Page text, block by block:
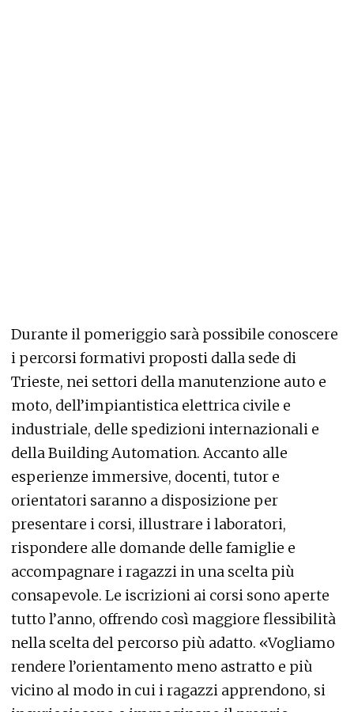
Durante il pomeriggio sarà possibile conoscere
i percorsi formativi proposti dalla sede di
Trieste, nei settori della manutenzione auto e
moto, dell’impiantistica elettrica civile e
industriale, delle spedizioni internazionali e
della Building Automation. Accanto alle
esperienze immersive, docenti, tutor e
orientatori saranno a disposizione per
presentare i corsi, illustrare i laboratori,
rispondere alle domande delle famiglie e
accompagnare i ragazzi in una scelta più
consapevole. Le iscrizioni ai corsi sono aperte
tutto l’anno, offrendo così maggiore flessibilità
nella scelta del percorso più adatto. «Vogliamo
rendere l’orientamento meno astratto e più
vicino al modo in cui i ragazzi apprendono, si